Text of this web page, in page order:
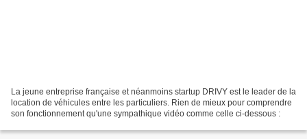
La jeune entreprise française et néanmoins startup DRIVY est le leader de la
location de véhicules entre les particuliers. Rien de mieux pour comprendre
son fonctionnement qu'une sympathique vidéo comme celle ci-dessous :